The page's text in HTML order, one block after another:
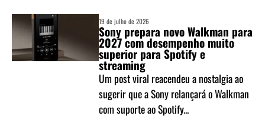
19 de julho de 2026
Sony prepara novo Walkman para
2027 com desempenho muito
superior para Spotify e
streaming
Um post viral reacendeu a nostalgia ao
sugerir que a Sony relançará o Walkman
com suporte ao Spotify...